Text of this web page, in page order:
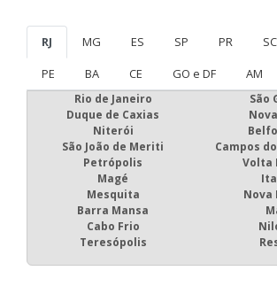
RJ MG ES SP PR SC
PE
BA CE GO e DF AM
Rio de Janeiro
São
Duque de Caxias
Niterói
São João de Meriti
Campos
Petrópolis
Volta
Magé
Mesquita
Nova
Barra Mansa
Cabo Frio
Teresópolis